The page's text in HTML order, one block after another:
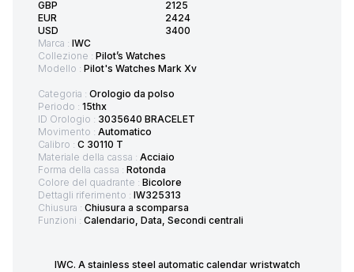
GBP
EUR
USD
2125
2424
3400
Marca : IWC
Collezione : Pilot’s Watches
Modello : Pilot's Watches Mark Xv
Categoria : Orologio da polso
Periodo : 15thx
ID Orologio : 3035640 BRACELET
Movimento : Automatico
Calibro : C 30110 T
Materiale della cassa : Acciaio
Forma della cassa : Rotonda
Colore del quadrante : Bicolore
Dettagli riferimento : IW325313
Chiusura : Chiusura a scomparsa
Funzioni : Calendario, Data, Secondi centrali
IWC. A stainless steel automatic calendar wristwatch